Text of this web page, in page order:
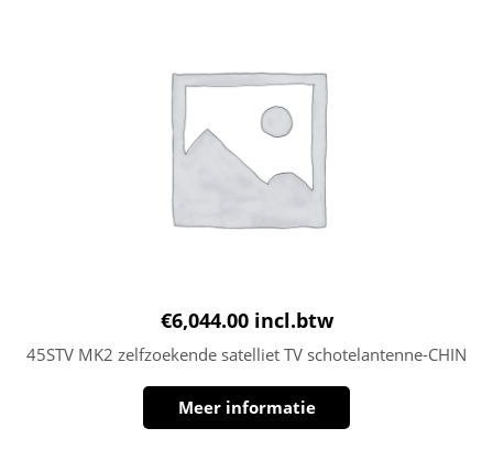
€6,044.00 incl.btw
45STV MK2 zelfzoekende satelliet TV schotelantenne-CHIN
Meer informatie